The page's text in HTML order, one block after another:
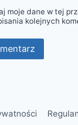
moje dane w tej
kolejnych